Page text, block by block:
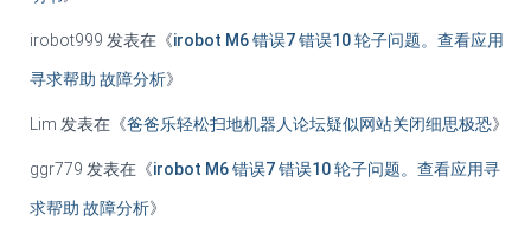
irobot999 发表在《irobot M6 错误7 错误10 轮子问题。查看应用
寻求帮助 故障分析》
Lim 发表在《爸爸乐轻松扫地机器人论坛疑似网站关闭细思极恐》
ggr779 发表在《irobot M6 错误7 错误10 轮子问题。查看应用寻
求帮助 故障分析》